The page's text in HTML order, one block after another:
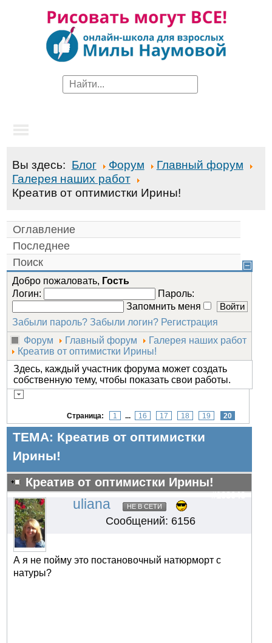
Вы здесь: Блог Форум
Главный форум
Галерея наших работ
Креатив от оптимистки Ирины!
Оглавление
Последнее
Поиск
Добро пожаловать, Гость
Логин:
Пароль:
Запомнить меня
Забыли пароль? Забыли логин? Регистрация
Форум
Главный форум
Галерея наших работ
Креатив от оптимистки Ирины!
Здесь, каждый участник форума может создать
собственную тему, чтобы показать свои работы.
Страница: 1 ... 16 17 18 19 20
ТЕМА: Креатив от оптимистки
Ирины!
Креатив от оптимистки Ирины!
#103046
uliana НЕ В СЕТИ
Сообщений: 6156
А я не пойму это постановочный натюрморт с
натуры?